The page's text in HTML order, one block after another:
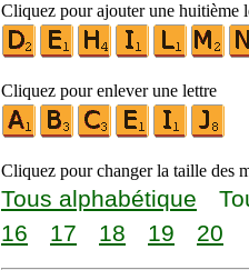
Cliquez pour ajouter une huitième
Cliquez pour enlever une lettre
Cliquez pour changer la taille des
Tous alphabétique
16
17 18 19 20